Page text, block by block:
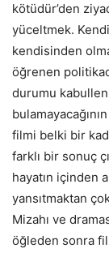
kötüdür’den
yüceltmek.
kendisinden
öğrenen
durumu
filmi belki bir
farklı bir sonuç
hayatın içinden
yansıtmaktan
Mizahı ve
öğleden sonra